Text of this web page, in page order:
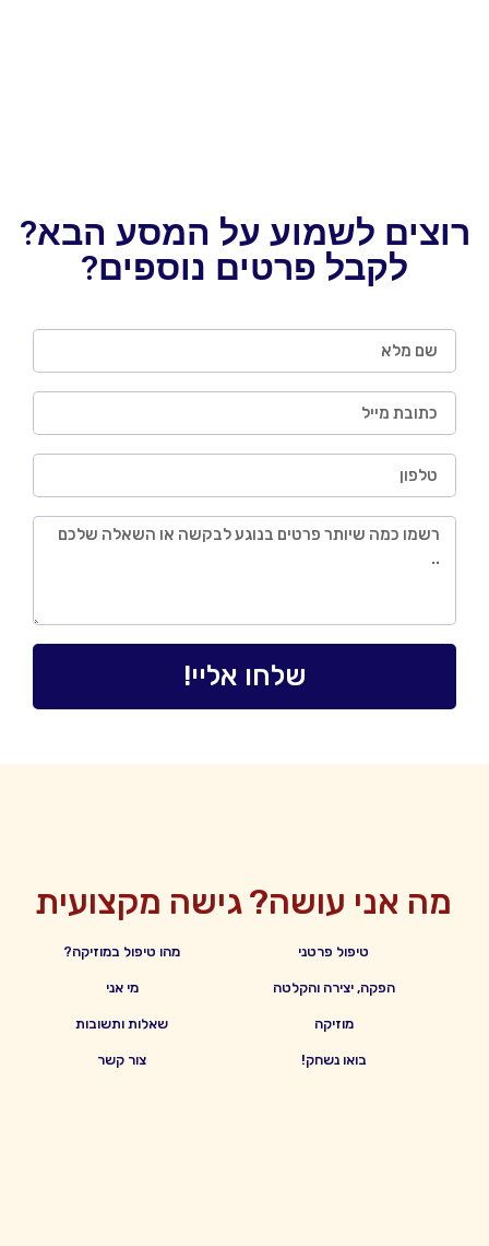
רוצים לשמוע על המסע הבא?
לקבל פרטים נוספים?
שלחו אליי!
מה אני עושה?
טיפול פרטני
הפקה, יצירה והקלטה
מוזיקה
בואו נשחק!
גישה מקצועית
מהו טיפול במוזיקה?
מי אני
שאלות ותשובות
צור קשר